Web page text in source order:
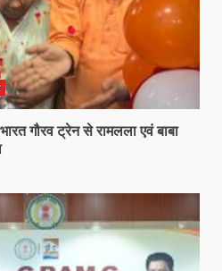
गौरव ट्रेन से रामलला एवं बाबा